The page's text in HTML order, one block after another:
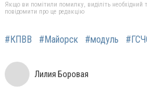
Якщо ви помітили помилку, виділіть необхідний
повідомити про це редакцію
#КПВВ #Майорск #модуль
Лилия Боровая